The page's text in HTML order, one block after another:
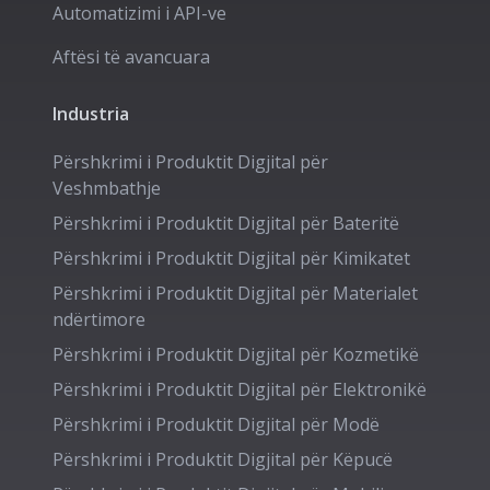
Automatizimi i API-ve
Aftësi të avancuara
Industria
Përshkrimi i Produktit Digjital për
Veshmbathje
Përshkrimi i Produktit Digjital për Bateritë
Përshkrimi i Produktit Digjital për Kimikatet
Përshkrimi i Produktit Digjital për Materialet
ndërtimore
Përshkrimi i Produktit Digjital për Kozmetikë
Përshkrimi i Produktit Digjital për Elektronikë
Përshkrimi i Produktit Digjital për Modë
Përshkrimi i Produktit Digjital për Këpucë